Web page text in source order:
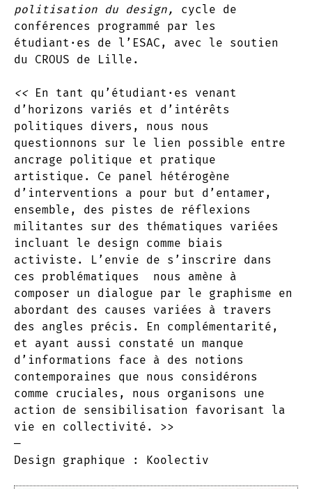
politisation du design, cycle de
conférences programmé par les
étudiant·es de l’ESAC, avec le soutien
du CROUS de Lille.
<< En tant qu’étudiant·es venant
d’horizons variés et d’intérêts
politiques divers, nous nous
questionnons sur le lien possible entre
ancrage politique et pratique
artistique. Ce panel hétérogène
d’interventions a pour but d’entamer,
ensemble, des pistes de réflexions
militantes sur des thématiques variées
incluant le design comme biais
activiste. L’envie de s’inscrire dans
ces problématiques nous amène à
composer un dialogue par le graphisme en
abordant des causes variées à travers
des angles précis. En complémentarité,
et ayant aussi constaté un manque
d’informations face à des notions
contemporaines que nous considérons
comme cruciales, nous organisons une
action de sensibilisation favorisant la
vie en collectivité. >>
—
Design graphique : Koolectiv